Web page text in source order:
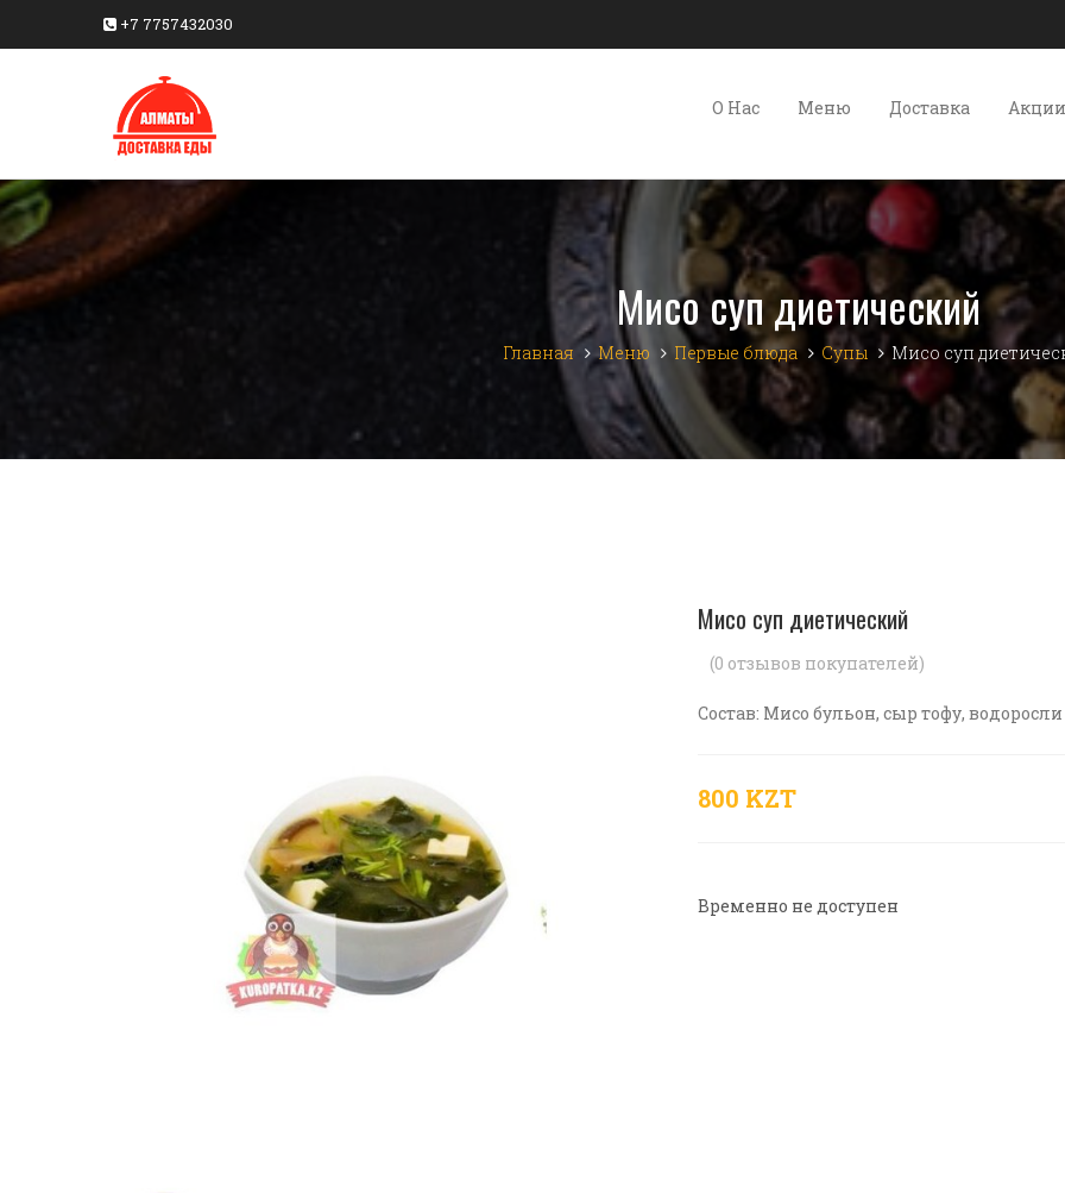
+7 7757432030
О Нас Меню Доставка Акции
Мисо суп диетический
Главная Меню Первые блюда Супы Мисо суп
Мисо суп диетический
(0 отзывов покупателей)
Состав: Мисо бульон, сыр тофу,
800 KZT
Временно не доступен